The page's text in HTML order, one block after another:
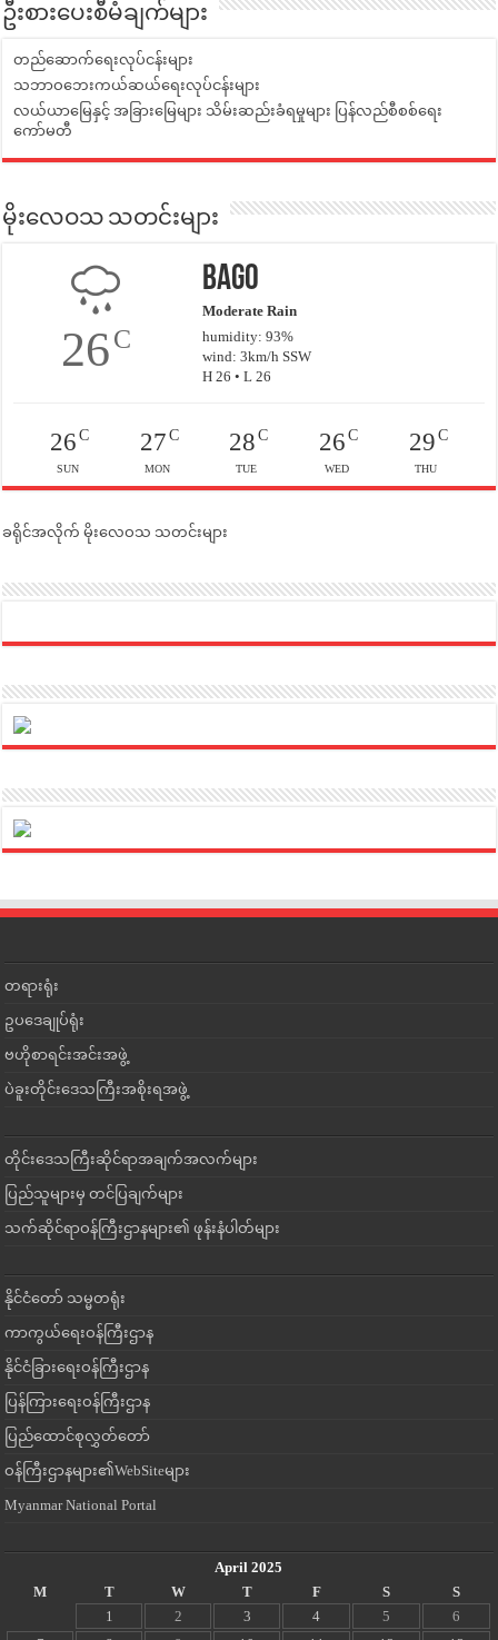
ဦးစားပေးစီမံချက်များ
တည်ဆောက်ရေးလုပ်ငန်းများ
သဘာဝဘေးကယ်ဆယ်ရေးလုပ်ငန်းများ
လယ်ယာမြေနှင့် အခြားမြေများ သိမ်းဆည်းခံရမှုများ ပြန်လည်စီစစ်ရေး
ကော်မတီ
မိုးလေဝသ သတင်းများ
26C
Bago
Moderate Rain
humidity: 93%
wind: 3km/h SSW
H 26 • L 26
26C
SUN
27C
MON
28 C
TUE
26C
WED
29C
THU
ခရိုင်အလိုက် မိုးလေဝသ သတင်းများ
တရားရုံး
ဥပဒေချုပ်ရုံး
ဗဟိုစာရင်းအင်းအဖွဲ့
ပဲခူးတိုင်းဒေသကြီးအစိုးရအဖွဲ့
တိုင်းဒေသကြီးဆိုင်ရာအချက်အလက်များ
ပြည်သူများမှ တင်ပြချက်များ
သက်ဆိုင်ရာဝန်ကြီးဌာနများ၏ ဖုန်းနံပါတ်များ
နိုင်ငံတော် သမ္မတရုံး
ကာကွယ်ရေးဝန်ကြီးဌာန
နိုင်ငံခြားရေးဝန်ကြီးဌာန
ပြန်ကြားရေးဝန်ကြီးဌာန
ပြည်ထောင်စုလွှတ်တော်
ဝန်ကြီးဌာနများ၏WebSiteများ
Myanmar National Portal
April 2025
M
T W T F S
S
1
2 3 4 5
6